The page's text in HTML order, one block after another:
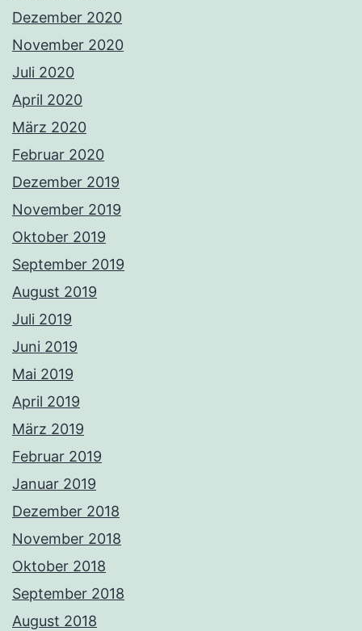
Dezember 2020
November 2020
Juli 2020
April 2020
März 2020
Februar 2020
Dezember 2019
November 2019
Oktober 2019
September 2019
August 2019
Juli 2019
Juni 2019
Mai 2019
April 2019
März 2019
Februar 2019
Januar 2019
Dezember 2018
November 2018
Oktober 2018
September 2018
August 2018